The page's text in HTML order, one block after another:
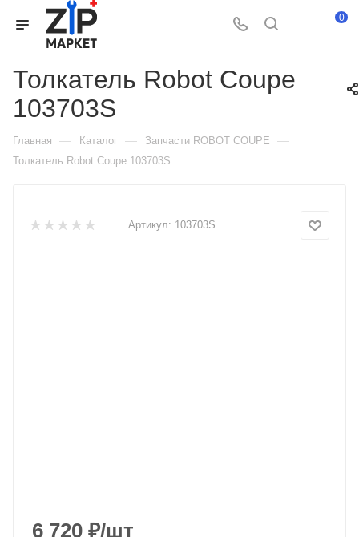
0
Толкатель Robot Coupe
103703S
Главная — Каталог — Запчасти ROBOT COUPE —
Толкатель Robot Coupe 103703S
Артикул: 103703S
6 720 ₽/шт